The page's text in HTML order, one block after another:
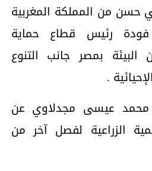
حسن من المملكة المغربية
رئيس قطاع حماية
بمصر جانب التنوع
.
محمد عيسى مجدلاوي عن
الزراعية لفصل آخر من